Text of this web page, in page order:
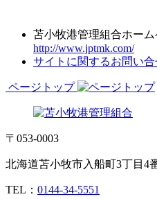
苫小牧港管理組合ホーム
http://www.jptmk.com/
サイトに関するお問い
ページトップ
〒053-0003
北海道苫小牧市入船町3丁目4
TEL： 0144-34-5551